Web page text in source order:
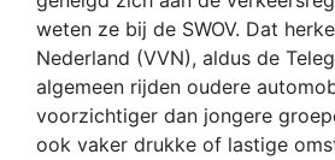
weten ze bij de SWOV. Dat
Nederland (VVN), aldus de
algemeen rijden oudere
voorzichtiger dan jongere
ook vaker drukke of lastige